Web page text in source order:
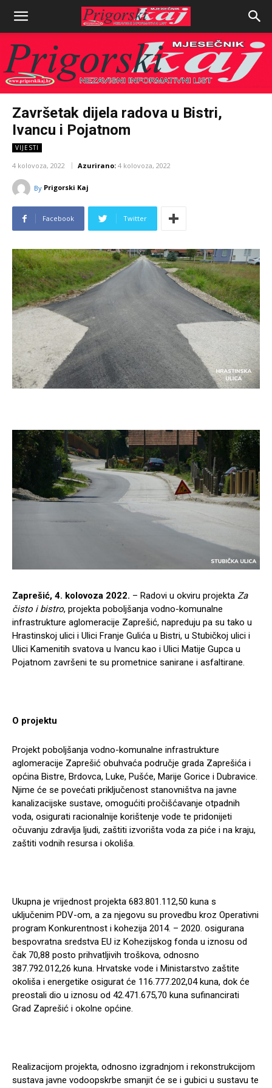
Završetak dijela radova u Bistri,
Ivancu i Pojatnom
VIJESTI
4 kolovoza, 2022 Azurirano: 4 kolovoza, 2022
By Prigorski Kaj
Facebook Twitter
Zaprešić, 4. kolovoza 2022. – Radovi u okviru projekta Za
čisto i bistro, projekta poboljšanja vodno-komunalne
infrastrukture aglomeracije Zaprešić, napreduju pa su tako u
Hrastinskoj ulici i Ulici Franje Gulića u Bistri, u Stubičkoj ulici i
Ulici Kamenitih svatova u Ivancu kao i Ulici Matije Gupca u
Pojatnom završeni te su prometnice sanirane i asfaltirane.
O projektu
Projekt poboljšanja vodno-komunalne infrastrukture
aglomeracije Zaprešić obuhvaća područje grada Zaprešića i
općina Bistre, Brdovca, Luke, Pušće, Marije Gorice i Dubravice.
Njime će se povećati priključenost stanovništva na javne
kanalizacijske sustave, omogućiti pročišćavanje otpadnih
voda, osigurati racionalnije korištenje vode te pridonijeti
očuvanju zdravlja ljudi, zaštiti izvorišta voda za piće i na kraju,
zaštiti vodnih resursa i okoliša.
Ukupna je vrijednost projekta 683.801.112,50 kuna s
uključenim PDV-om, a za njegovu su provedbu kroz Operativni
program Konkurentnost i kohezija 2014. – 2020. osigurana
bespovratna sredstva EU iz Kohezijskog fonda u iznosu od
čak 70,88 posto prihvatljivih troškova, odnosno
387.792.012,26 kuna. Hrvatske vode i Ministarstvo zaštite
okoliša i energetike osigurat će 116.777.202,04 kuna, dok će
preostali dio u iznosu od 42.471.675,70 kuna sufinancirati
Grad Zaprešić i okolne općine.
Realizacijom projekta, odnosno izgradnjom i rekonstrukcijom
sustava javne vodoopskrbe smanjit će se i gubici u sustavu te